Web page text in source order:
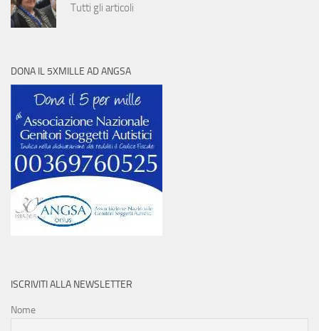
Tutti gli articoli
DONA IL 5XMILLE AD ANGSA
ISCRIVITI ALLA NEWSLETTER
Nome